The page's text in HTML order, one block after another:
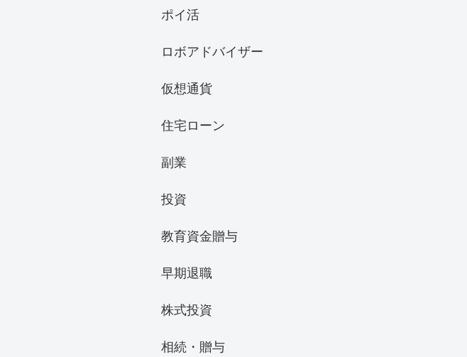
ポイ活
ロボアドバイザー
仮想通貨
住宅ローン
副業
投資
教育資金贈与
早期退職
株式投資
相続・贈与